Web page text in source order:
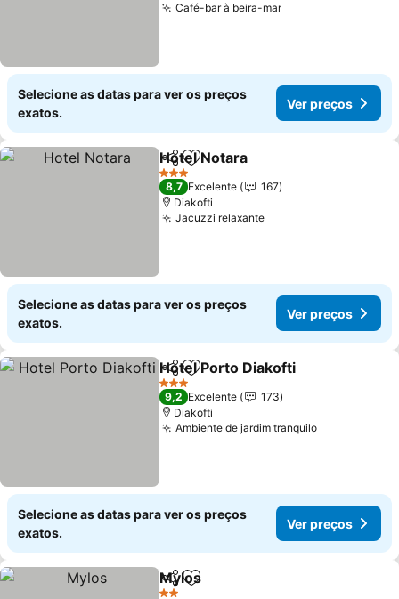
Café-bar à beira-mar
Selecione as datas para ver os preços
exatos.
Ver preços
PartilharAdicionar aos favoritos
Hotel Notara
3 Estrelas
8,7 Excelente
167
Diakofti
Jacuzzi relaxante
Selecione as datas para ver os preços
exatos.
Ver preços
PartilharAdicionar aos favoritos
Hotel Porto Diakofti
3 Estrelas
9,2 Excelente
173
Diakofti
Ambiente de jardim tranquilo
Selecione as datas para ver os preços
exatos.
Ver preços
PartilharAdicionar aos favoritos
Mylos